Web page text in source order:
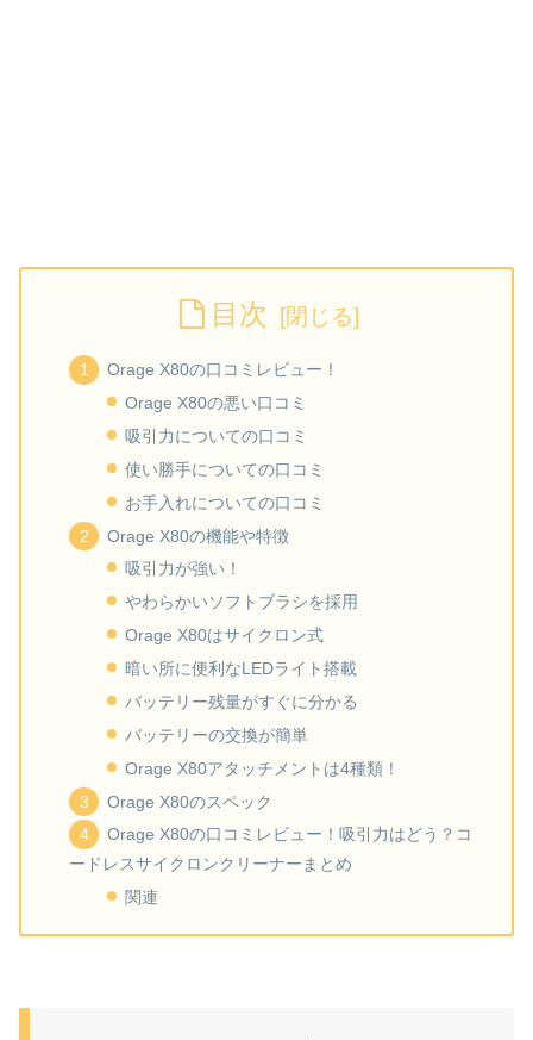
目次
Orage X80の口コミレビュー！
Orage X80の悪い口コミ
吸引力についての口コミ
使い勝手についての口コミ
お手入れについての口コミ
Orage X80の機能や特徴
吸引力が強い！
やわらかいソフトブラシを採用
Orage X80はサイクロン式
暗い所に便利なLEDライト搭載
バッテリー残量がすぐに分かる
バッテリーの交換が簡単
Orage X80アタッチメントは4種類！
Orage X80のスペック
Orage X80の口コミレビュー！吸引力はどう？コ
ードレスサイクロンクリーナーまとめ
関連